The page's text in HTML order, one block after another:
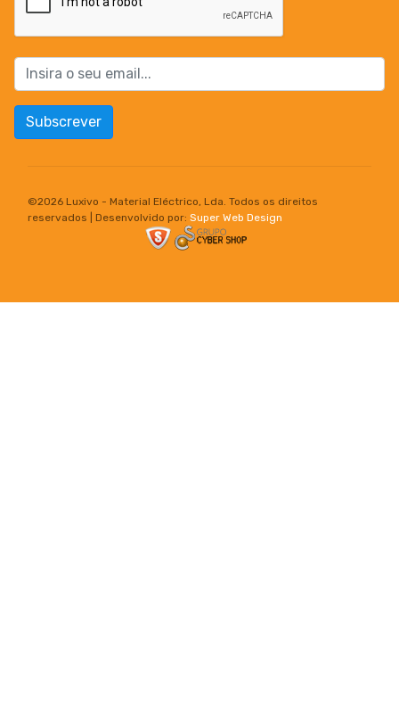
Subscrever
©2026 Luxivo - Material Eléctrico, Lda. Todos os direitos
reservados | Desenvolvido por: Super Web Design